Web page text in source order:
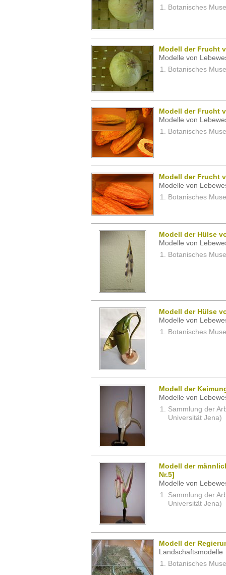
Botanisches
Modell der Frucht
Modelle von
Botanisches
Modell der Frucht
Modelle von
Botanisches
Modell der Frucht
Modelle von
Botanisches
Modell der Hülse
Modelle von
Botanisches
Modell der Hülse
Modelle von
Botanisches
Modell der
Modelle von
Sammlung der
Universität Jena)
Modell der
Nr.5]
Modelle von
Sammlung der
Universität Jena)
Modell der
Landschaftsmodelle
Botanisches